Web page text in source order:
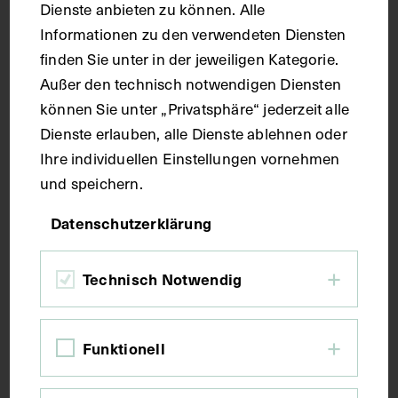
Kupferstich
Maße
Bildmaß 15,6 x 10,4 cm
Bildmaß inkl. Untergrund 31,4 x 21,9 cm
Kurzbeschreibung
nach einer Zeichnung von Tobias Jakob Hildebrand
Gottfried Regemann. Vorderseitig mit einem
Dienste anbieten zu können. Alle
Informationen zu den verwendeten Diensten
finden Sie unter in der jeweiligen Kategorie.
Außer den technisch notwendigen Diensten
können Sie unter „Privatsphäre“ jederzeit alle
Dienste erlauben, alle Dienste ablehnen oder
Ihre individuellen Einstellungen vornehmen
und speichern.
Datenschutzerklärung
Technisch Notwendig
Funktionell